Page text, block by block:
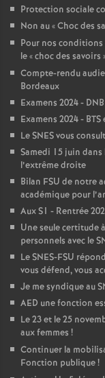
Protection sociale
Non au «Choc des
Pour nos
le «choc des savoirs
Compte-rendu
Bordeaux
Examens 2024 - DNB
Examens 2024 -
Le SNES vous
Samedi 15 juin
l’extrême droite
Bilan FSU de notre
académique pour
Aux S1 - Rentrée
Une seule certitude
personnels avec le
Le SNES-FSU
vous défend, vous
Je me syndique au
AED une fonction
Le 23 et le 25
aux femmes !
Continuer la
Fonction publique!